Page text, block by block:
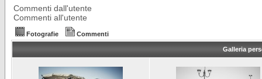
Commenti dall'utente
Commenti all'utente
Fotografie Commenti
Galleria